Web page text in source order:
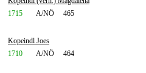
1715
A/NÖ 465
Kopeindl Joes
1710
A/NÖ 464